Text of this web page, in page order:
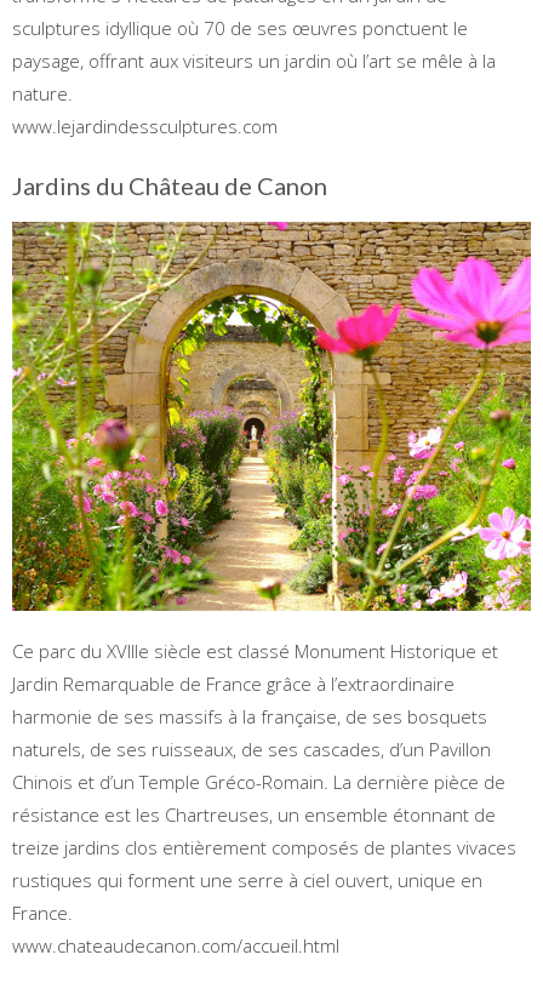
sculptures idyllique où 70 de ses œuvres ponctuent le
paysage, offrant aux visiteurs un jardin où l’art se mêle à la
nature.
www.lejardindessculptures.com
Jardins du Château de Canon
Ce parc du XVIIIe siècle est classé Monument Historique et
Jardin Remarquable de France grâce à l’extraordinaire
harmonie de ses massifs à la française, de ses bosquets
naturels, de ses ruisseaux, de ses cascades, d’un Pavillon
Chinois et d’un Temple Gréco-Romain. La dernière pièce de
résistance est les Chartreuses, un ensemble étonnant de
treize jardins clos entièrement composés de plantes vivaces
rustiques qui forment une serre à ciel ouvert, unique en
France.
www.chateaudecanon.com/accueil.html